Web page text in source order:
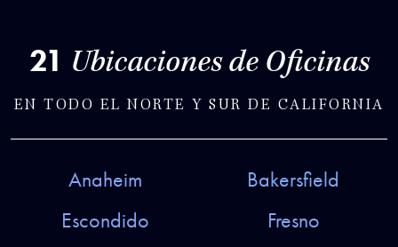
21 Ubicaciones de Oficinas
EN TODO EL NORTE Y SUR DE CALIFORNIA
Anaheim
Bakersfield
Escondido
Fresno